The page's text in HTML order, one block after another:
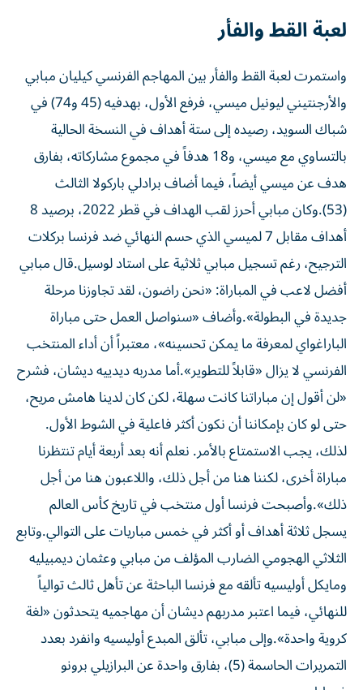
لعبة القط والفأر
واستمرت لعبة القط والفأر بين المهاجم الفرنسي كيليان مبابي
والأرجنتيني ليونيل ميسي، فرفع الأول، بهدفيه (45 و74) في
شباك السويد، رصيده إلى ستة أهداف في النسخة الحالية
بالتساوي مع ميسي، و18 هدفاً في مجموع مشاركاته، بفارق
هدف عن ميسي أيضاً، فيما أضاف برادلي باركولا الثالث
(53).وكان مبابي أحرز لقب الهداف في قطر 2022، برصيد 8
أهداف مقابل 7 لميسي الذي حسم النهائي ضد فرنسا بركلات
الترجيح، رغم تسجيل مبابي ثلاثية على استاد لوسيل.قال مبابي
أفضل لاعب في المباراة: «نحن راضون، لقد تجاوزنا مرحلة
جديدة في البطولة».وأضاف «سنواصل العمل حتى مباراة
الباراغواي لمعرفة ما يمكن تحسينه»، معتبراً أن أداء المنتخب
الفرنسي لا يزال «قابلاً للتطوير».أما مدربه ديدييه ديشان، فشرح
«لن أقول إن مباراتنا كانت سهلة، لكن كان لدينا هامش مريح،
حتى لو كان بإمكاننا أن نكون أكثر فاعلية في الشوط الأول.
لذلك، يجب الاستمتاع بالأمر. نعلم أنه بعد أربعة أيام تنتظرنا
مباراة أخرى، لكننا هنا من أجل ذلك، واللاعبون هنا من أجل
ذلك».وأصبحت فرنسا أول منتخب في تاريخ كأس العالم
يسجل ثلاثة أهداف أو أكثر في خمس مباريات على التوالي.وتابع
الثلاثي الهجومي الضارب المؤلف من مبابي وعثمان ديمبيليه
ومايكل أوليسيه تألقه مع فرنسا الباحثة عن تأهل ثالث توالياً
للنهائي، فيما اعتبر مدربهم ديشان أن مهاجميه يتحدثون «لغة
كروية واحدة».وإلى مبابي، تألق المبدع أوليسيه وانفرد بعدد
التمريرات الحاسمة (5)، بفارق واحدة عن البرازيلي برونو